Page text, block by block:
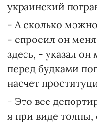
украинский
- А сколько можно
- спросил он меня
здесь, - указал
перед будками
насчет
- Это все
я при виде толпы,